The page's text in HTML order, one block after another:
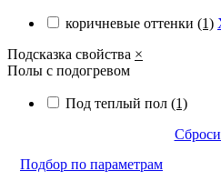
коричневые оттенки (1)
Подсказка свойства ×
Полы с подогревом
Под теплый пол (1)
Подбор по параметрам